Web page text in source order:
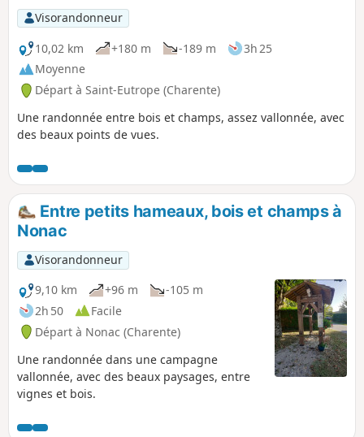
Visorandonneur
10,02 km
+180 m -189 m
3h 25
Moyenne
Départ à Saint-Eutrope (Charente)
Une randonnée entre bois et champs, assez vallonnée, avec
des beaux points de vues.
Entre petits hameaux, bois et champs à
Nonac
Visorandonneur
9,10 km
+96 m
-105 m
2h 50
Facile
Départ à Nonac (Charente)
Une randonnée dans une campagne
vallonnée, avec des beaux paysages, entre
vignes et bois.